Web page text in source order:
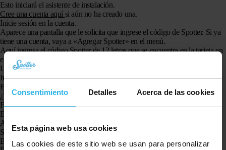
Consentimiento Detalles Acerca de las cookies
Esta página web usa cookies
Las cookies de este sitio web se usan para personalizar
Esto iniciará el asistente de instalación.
Cree una cuenta aquí si aún no ha creado una.
Inicie sesión en la cuenta.
Aparece una pantalla que le solicita que ingrese el código de Spotter. Si ya
tiene una cuenta, vaya a «Agregar Spotter» en el menú.
Aquí ingresa el código Spotter de 12 letras que se encuentra en la tarjeta en
el paquete.
Usted elige para qué va a utilizar el Spotter (elija una imagen).
Introduzca el nombre del observador (por ejemplo, Alice).
Elige un color que verás más adelante en el mapa.
¿También quieres añadir una foto?
Finalmente, elige cuántos meses de crédito quieres poner en el Spotter.
El Spotter ahora se está probando y verá lo siguiente en la pantalla:
Asegúrese de que el Spotter esté completamente cargado.
Sal al exterior para una cobertura óptima.
Encienda el Observador.